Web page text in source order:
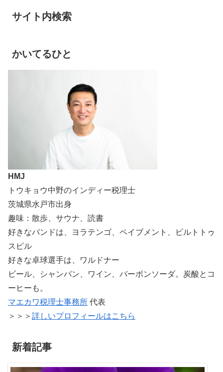
サイト内検索
かいてるひと
HMJ
トウキョウ中野のインディー税理士
茨城県水戸市出身
趣味：散歩、サウナ、読書
好きなバンドは、ヨラテンゴ、ペイブメント、ビルトトゥ
スピル
好きな卓球選手は、ワルドナー
ビール、シャンパン、ワイン、バーボンソーダ。炭酸とコ
ーヒーも。
マエカワ税理士事務所 代表
＞＞＞ 詳しいプロフィールはこちら
新着記事